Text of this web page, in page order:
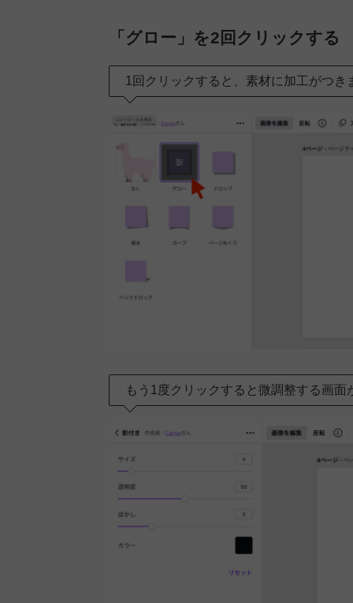
「グロー」を2回クリックする
1回クリックすると、素材に加工がつき
もう1度クリックすると微調整する画面